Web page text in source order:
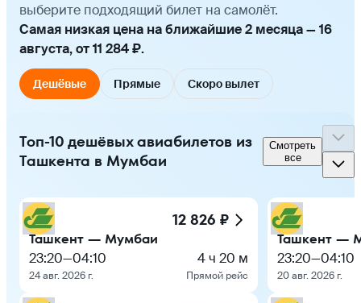
выберите подходящий билет на самолёт.
Самая низкая цена на ближайшие 2 месяца — 16
августа, от 11 284 ₽.
Дешёвые Прямые Скоро вылет
Топ-10 дешёвых авиабилетов из
Ташкента в Мумбаи
Смотреть
все
12 826 ₽
Ташкент — Мумбаи
23:20—04:10
24 авг. 2026 г.
4 ч 20 м
Прямой рейс
Ташкент —
23:20—04:10
20 авг. 2026 г.